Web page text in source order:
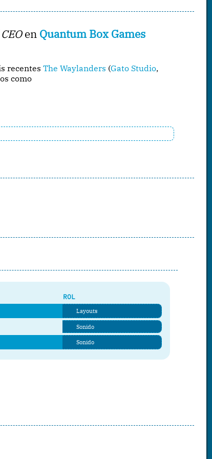
en Quantum Box Games
recentes The Waylanders (Gato Studio,
como
ROL
Layouts
Sonido
Sonido